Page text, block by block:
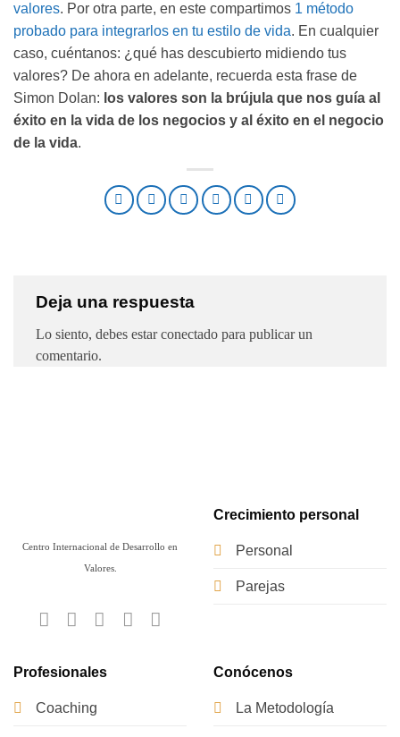
valores. Por otra parte, en este compartimos 1 método
probado para integrarlos en tu estilo de vida. En cualquier
caso, cuéntanos: ¿qué has descubierto midiendo tus
valores? De ahora en adelante, recuerda esta frase de
Simon Dolan: los valores son la brújula que nos guía al
éxito en la vida de los negocios y al éxito en el negocio
de la vida.
Deja una respuesta
Lo siento, debes estarconectado para publicar un
comentario.
Centro Internacional de Desarrollo en
Valores.
Crecimiento personal
Personal
Parejas
Profesionales
Coaching
Conócenos
La Metodología